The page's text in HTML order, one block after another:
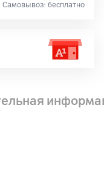
Самовывоз: бесплатно